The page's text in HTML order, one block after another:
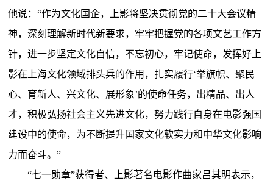
他说：“作为文化国企，上影将坚决贯彻党的二十大会议精
神，深刻理解新时代新要求，牢牢把握党的各项文艺工作方
针，进一步坚定文化自信，不忘初心，牢记使命，发挥好上
影在上海文化领域排头兵的作用，扎实履行‘举旗帜、聚民
心、育新人、兴文化、展形象’的使命任务，出精品、出人
才，积极弘扬社会主义先进文化，努力践行自身在电影强国
建设中的使命，为不断提升国家文化软实力和中华文化影响
力而奋斗。”
“七一勋章”获得者、上影著名电影作曲家吕其明表示，